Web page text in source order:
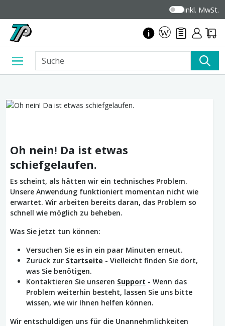
inkl. MwSt.
Oh nein! Da ist etwas
schiefgelaufen.
Es scheint, als hätten wir ein technisches Problem.
Unsere Anwendung funktioniert momentan nicht wie
erwartet. Wir arbeiten bereits daran, das Problem so
schnell wie möglich zu beheben.
Was Sie jetzt tun können:
Versuchen Sie es in ein paar Minuten erneut.
Zurück zur Startseite - Vielleicht finden Sie dort,
was Sie benötigen.
Kontaktieren Sie unseren Support - Wenn das
Problem weiterhin besteht, lassen Sie uns bitte
wissen, wie wir Ihnen helfen können.
Wir entschuldigen uns für die Unannehmlichkeiten